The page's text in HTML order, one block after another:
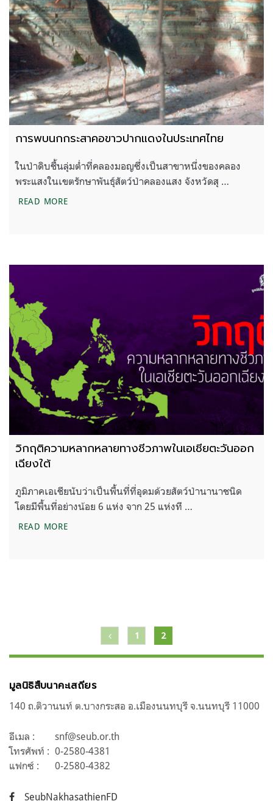
การพบนกกระสาคอขาวปากแดงในประเทศไทย
ในป่าดิบชื้นลุ่มต่ำที่คลองมอญซึ่งเป็นสาขาหนึ่งของคลอง
พระแสงในเขตรักษาพันธุ์สัตว์ป่าคลองแสง จังหวัดสุ …
READ MOREการพบนกกระสาคอขาวปากแดงในประเทศไทย
วิกฤติความหลากหลายทางชีวภาพในเอเชียตะวันออก
เฉียงใต้
ภูมิภาคเอเชียนับว่าเป็นพื้นที่ที่อุดมด้วยสัตว์ป่านานาชนิด
โดยมีพื้นที่อย่างน้อย 6 แห่ง จาก 25 แห่งที …
READ MOREวิกฤติความหลากหลายทางชีวภาพในเอเชียตะวันออกเ
เรื่อง
1 2
มูลนิธิสืบนาคะเสถียร
140 ถ.ติวานนท์ ต.บางกระสอ อ.เมืองนนทบุรี จ.นนทบุรี 11000
อีเมล :
snf@seub.or.th
โทรศัพท์ : 0-2580-4381
แฟกซ์ :
0-2580-4382
SeubNakhasathienFD